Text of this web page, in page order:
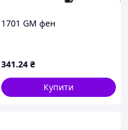
1701 GM фен
341.24 ₴
Купити